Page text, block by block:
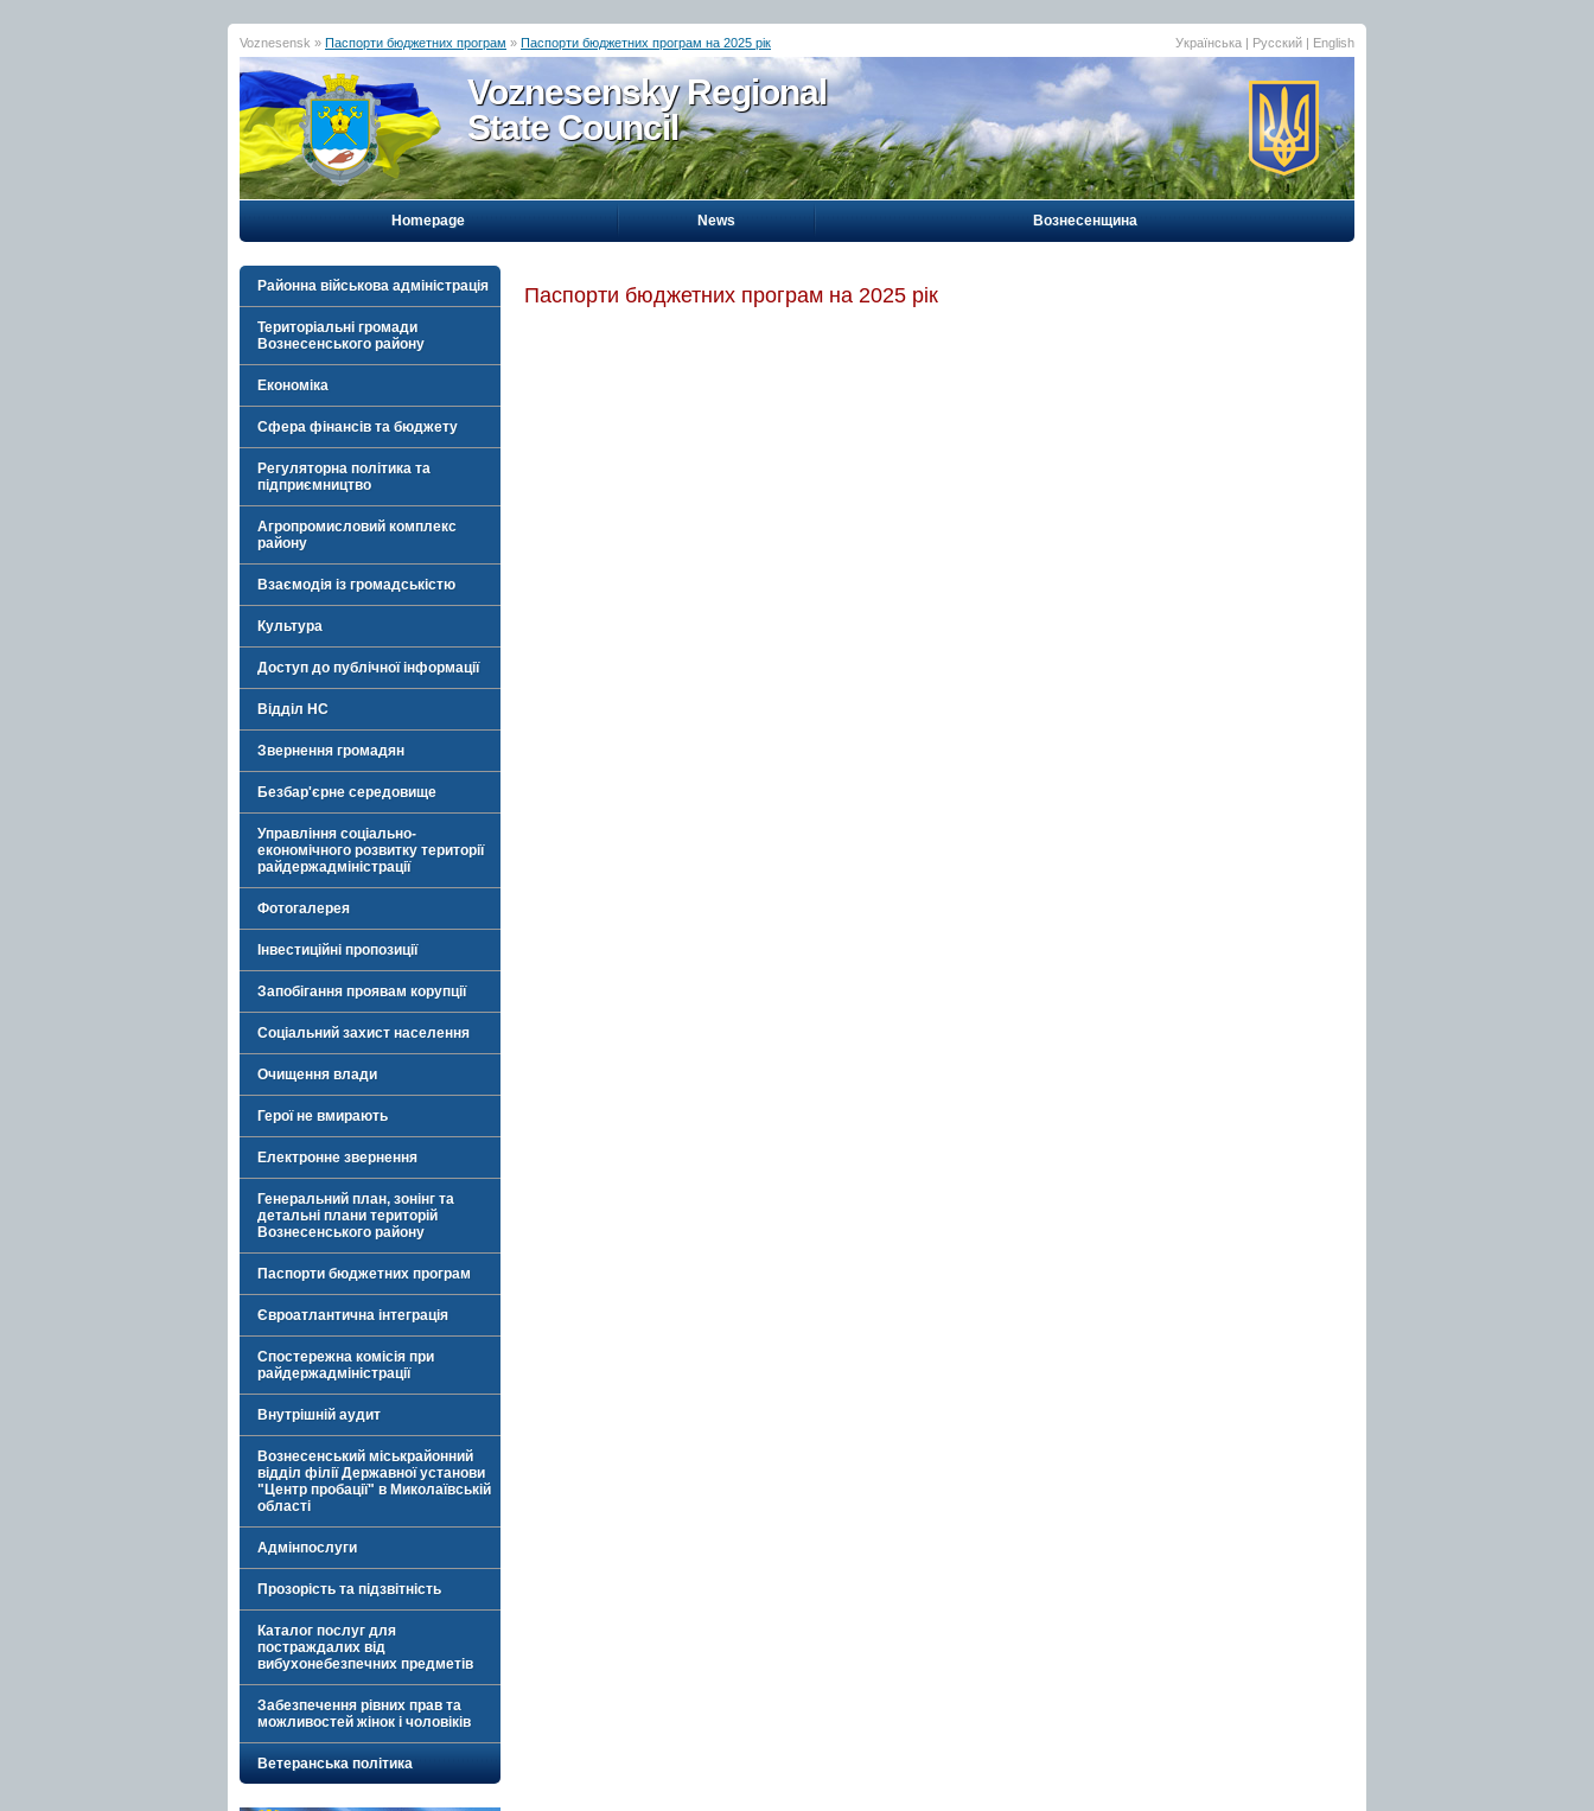
Voznesensk » Паспорти бюджетних програм » Паспорти бюджетних програм на 2025 рік Українська | Русский | English
Voznesensky Regional
State Council
Homepage News Вознесенщина
Районна військова адміністрація
Територіальні громади
Вознесенського району
Економіка
Сфера фінансів та бюджету
Регуляторна політика та
підприємництво
Агропромисловий комплекс
району
Взаємодія із громадськістю
Культура
Доступ до публічної інформації
Відділ НС
Звернення громадян
Безбар'єрне середовище
Управління соціально-
економічного розвитку території
райдержадміністрації
Фотогалерея
Інвестиційні пропозиції
Запобігання проявам корупції
Соціальний захист населення
Очищення влади
Герої не вмирають
Електронне звернення
Генеральний план, зонінг та
детальні плани територій
Вознесенського району
Паспорти бюджетних програм
Євроатлантична інтеграція
Спостережна комісія при
райдержадміністрації
Внутрішній аудит
Вознесенський міськрайонний
відділ філії Державної установи
"Центр пробації" в Миколаївській
області
Адмінпослуги
Прозорість та підзвітність
Каталог послуг для
постраждалих від
вибухонебезпечних предметів
Забезпечення рівних прав та
можливостей жінок і чоловіків
Ветеранська політика
Паспорти бюджетних програм на 2025 рік